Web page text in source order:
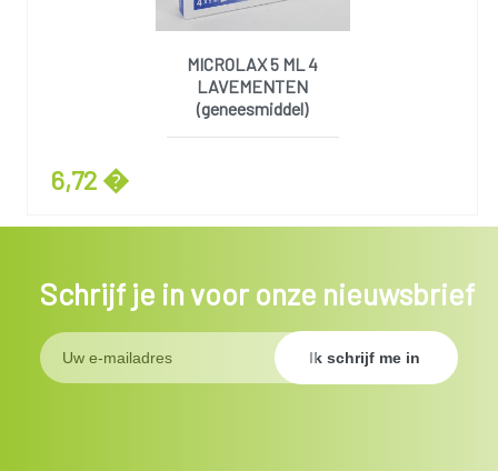
MICROLAX 5 ML 4
LAVEMENTEN
(geneesmiddel)
6,72 �
Schrijf je in voor onze nieuwsbrief